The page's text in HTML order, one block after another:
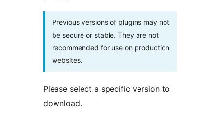
Previous versions of plugins may not
be secure or stable. They are not
recommended for use on production
websites.
Please select a specific version to
download.